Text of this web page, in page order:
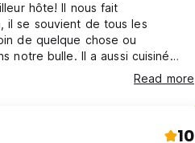
hôte! Il nous fait
il se souvient de tous les
de quelque chose ou
notre bulle. Il a aussi cuisiné
Read more
10